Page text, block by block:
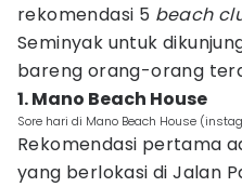
rekomendasi 5 beach
Seminyak untuk
bareng orang-orang
1. Mano Beach House
Sore hari di Mano Beach House
Rekomendasi pertama
yang berlokasi di Jalan